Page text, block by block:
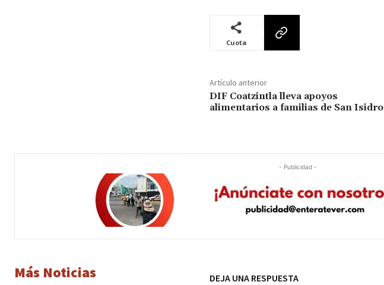
Cuota
Artículo anterior
DIF Coatzintla lleva apoyos
alimentarios a familias de San Isidro
- Publicidad -
Más Noticias DEJA UNA RESPUESTA